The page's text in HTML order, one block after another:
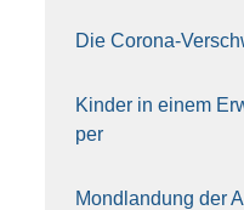
Die Coro­na-
Kin­der in einem
per
Mond­lan­dung der